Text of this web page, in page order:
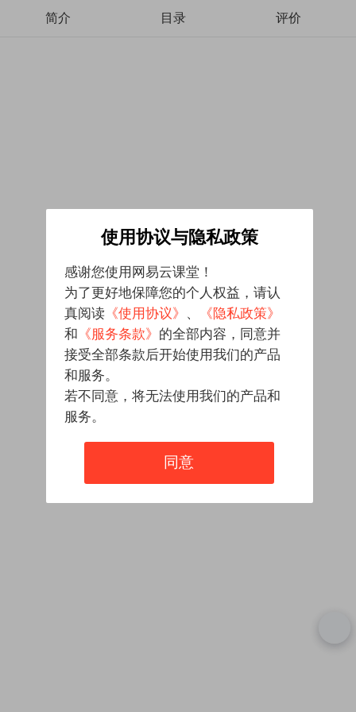
简介 目录 评价
使用协议与隐私政策
感谢您使用网易云课堂！
为了更好地保障您的个人权益，请认
真阅读 《使用协议》 、
《隐私政策》
和 《服务条款》 的全部内容，同意并
接受全部条款后开始使用我们的产品
和服务。
若不同意，将无法使用我们的产品和
服务。
同意